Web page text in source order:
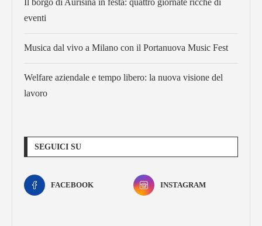
Il borgo di Aurisina in festa: quattro giornate ricche di
eventi
Musica dal vivo a Milano con il Portanuova Music Fest
Welfare aziendale e tempo libero: la nuova visione del
lavoro
SEGUICI SU
FACEBOOK INSTAGRAM